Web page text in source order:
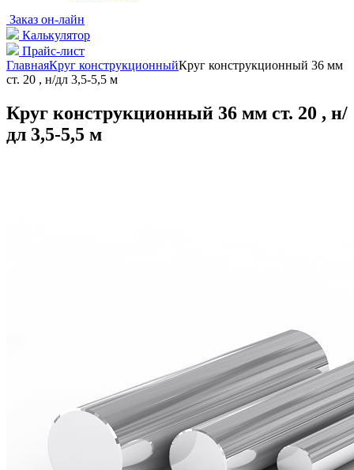
Заказ он-лайн
Калькулятор
Прайс-лист
ГлавнаяКруг конструкционныйКруг конструкционный 36 мм
ст. 20 , н/дл 3,5-5,5 м
Круг конструкционный 36 мм ст. 20 , н/
дл 3,5-5,5 м